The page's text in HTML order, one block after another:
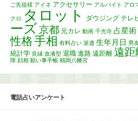
ご先祖様 アイネ アクセサリー アルバイト アロ
クロ タロット ダウジング テレ
ーズ京都 元カレ 動画 千光寺 占星術
性格手相 有料占い 派遣 生年月日 男
統計学 良縁 血液型 退職 進路 遠距離 遠距
障 顔相 願い事手帳 鶴岡八幡宮
電話占いアンケート